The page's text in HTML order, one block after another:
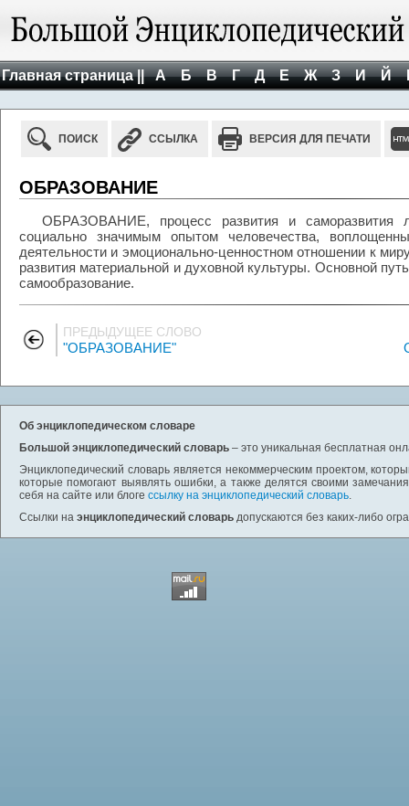
Главная страница || А Б В Г Д Е Ж З И Й
ПОИСК ССЫЛКА ВЕРСИЯ ДЛЯ ПЕЧАТИ
ОБРАЗОВАНИЕ
ОБРАЗОВАНИЕ, процесс развития и саморазвития
социально значимым опытом человечества,
деятельности и эмоционально-ценностном отношении к
развития материальной и духовной культуры. Основной
самообразование.
ПРЕДЫДУЩЕЕ СЛОВО
"ОБРАЗОВАНИЕ"
Об энциклопедическом словаре
Большой энциклопедический словарь – это уникальная бесплатная
Энциклопедический словарь является некоммерческим проектом,
которые помогают выявлять ошибки, а также делятся своими
себя на сайте или блоге ссылку на энциклопедический словарь.
Ссылки на энциклопедический словарь допускаются без каких-либо